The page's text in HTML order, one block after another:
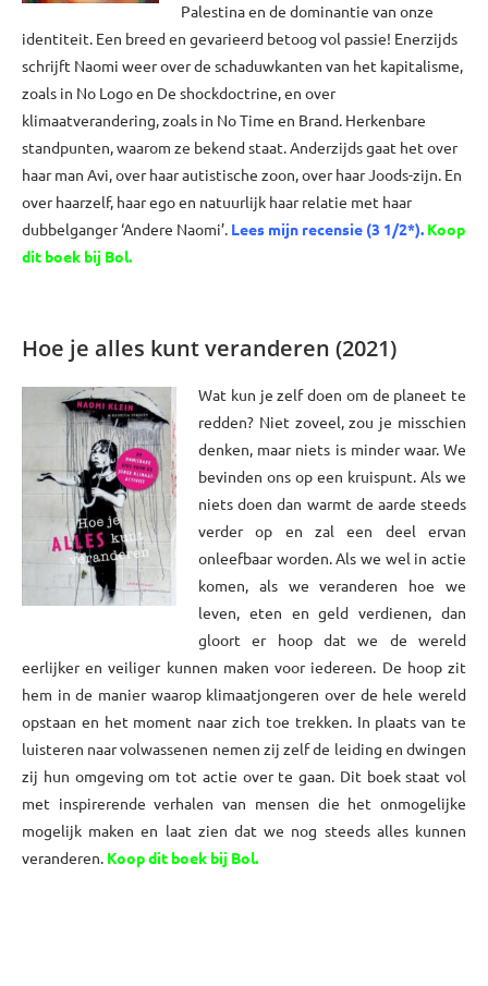
Palestina en de dominantie van onze
identiteit. Een breed en gevarieerd betoog vol passie! Enerzijds
schrijft Naomi weer over de schaduwkanten van het kapitalisme,
zoals in No Logo en De shockdoctrine, en over
klimaatverandering, zoals in No Time en Brand. Herkenbare
standpunten, waarom ze bekend staat. Anderzijds gaat het over
haar man Avi, over haar autistische zoon, over haar Joods-zijn. En
over haarzelf, haar ego en natuurlijk haar relatie met haar
dubbelganger ‘Andere Naomi’. Lees mijn recensie (3 1/2*). Koop
dit boek bij Bol.
Hoe je alles kunt veranderen (2021)
Wat kun je zelf doen om de planeet te
redden? Niet zoveel, zou je misschien
denken, maar niets is minder waar. We
bevinden ons op een kruispunt. Als we
niets doen dan warmt de aarde steeds
verder op en zal een deel ervan
onleefbaar worden. Als we wel in actie
komen, als we veranderen hoe we
leven, eten en geld verdienen, dan
gloort er hoop dat we de wereld
eerlijker en veiliger kunnen maken voor iedereen. De hoop zit
hem in de manier waarop klimaatjongeren over de hele wereld
opstaan en het moment naar zich toe trekken. In plaats van te
luisteren naar volwassenen nemen zij zelf de leiding en dwingen
zij hun omgeving om tot actie over te gaan. Dit boek staat vol
met inspirerende verhalen van mensen die het onmogelijke
mogelijk maken en laat zien dat we nog steeds alles kunnen
veranderen. Koop dit boek bij Bol.